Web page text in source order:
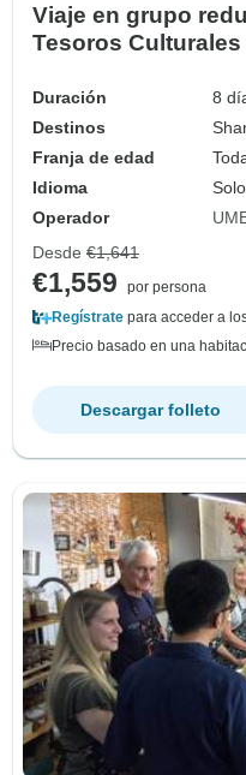
Viaje en grupo
Tesoros
Duración
8
Destinos
Franja de edad
Idioma
Operador
Desde €1,641
€1,559
por persona
Regístrate para acceder a
Precio basado en una
Descargar folleto